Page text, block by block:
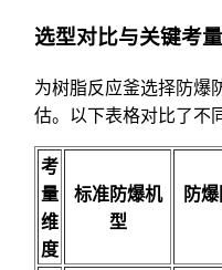
选型对比与关键考
为树脂反应釜选择防爆
估。以下表格对比了不
考
量
维
度
标准防爆机
型
防